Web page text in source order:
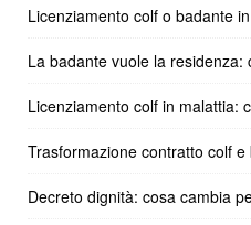
Licenziamento colf o badante
La badante vuole la residenza:
Licenziamento colf in malattia:
Trasformazione contratto colf
Decreto dignità: cosa cambia